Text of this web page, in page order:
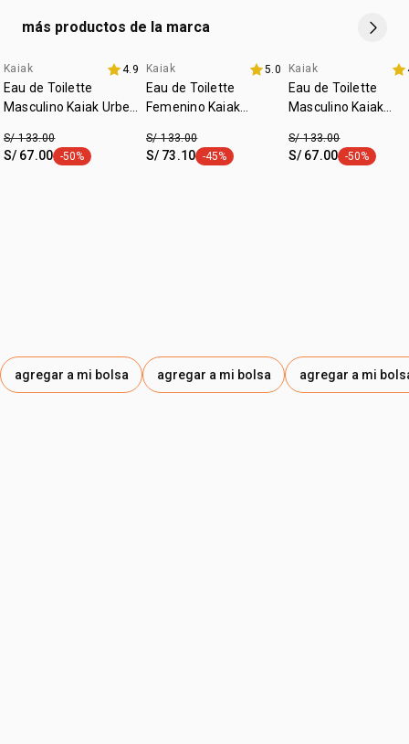
más productos de la marca
fecha dupla
Kaiak 4.9
Eau de Toilette
Masculino Kaiak Urbe
S/ 133.00
S/ 67.00 etiqueta -50%
-50%
agregar a mi bolsa
Kaiak 5.0
Eau de Toilette
Femenino Kaiak
S/ 133.00
S/ 73.10 etiqueta -45%
-45%
agregar a mi bolsa
fecha dupla
Kaiak
Eau de Toilette
Masculino Kaiak
S/ 133.00
S/ 67.00 etiqueta -
-50%
agregar a mi